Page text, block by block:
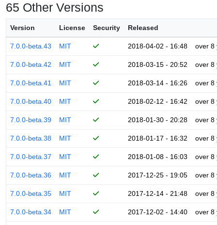
65 Other Versions
Version License Security Released
7.0.0-beta.43 MIT 2018-04-02 - 16:48 over 8
7.0.0-beta.42 MIT 2018-03-15 - 20:52 over 8
7.0.0-beta.41 MIT 2018-03-14 - 16:26 over 8
7.0.0-beta.40 MIT 2018-02-12 - 16:42 over 8
7.0.0-beta.39 MIT 2018-01-30 - 20:28 over 8
7.0.0-beta.38 MIT 2018-01-17 - 16:32 over 8
7.0.0-beta.37 MIT 2018-01-08 - 16:03 over 8
7.0.0-beta.36 MIT 2017-12-25 - 19:05 over 8
7.0.0-beta.35 MIT 2017-12-14 - 21:48 over 8
7.0.0-beta.34 MIT 2017-12-02 - 14:40 over 8